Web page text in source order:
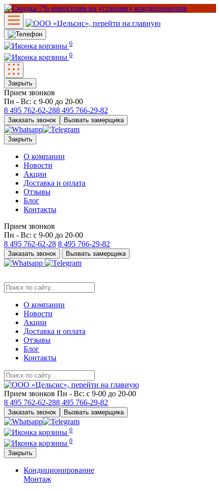
0
0
Закрыть
Прием звонков
Пн - Вс: с 9-00 до 20-00
8 495 762-62-288 495 766-29-82
Заказать звонок Вызвать замерщика
Закрыть
О компании
Новости
Акции
Доставка и оплата
Отзывы
Блог
Контакты
Прием звонков
Пн - Вс: с 9-00 до 20-00
8 495 762-62-28 8 495 766-29-82
Заказать звонок Вызвать замерщика
О компании
Новости
Акции
Доставка и оплата
Отзывы
Блог
Контакты
Прием звонков Пн - Вс: с 9-00 до 20-00
8 495 762-62-288 495 766-29-82
Заказать звонок Вызвать замерщика
0
0
Закрыть
Кондиционирование
Монтаж